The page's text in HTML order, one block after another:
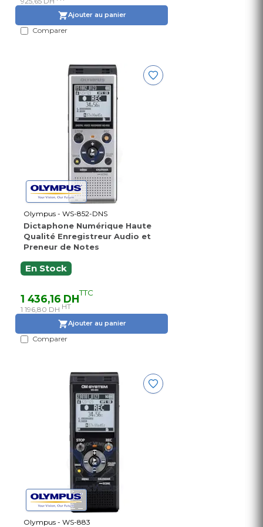
Ajouter au panier
Comparer
Olympus - WS-852-DNS
Dictaphone Numérique Haute
Qualité Enregistreur Audio et
Preneur de Notes
En Stock
1 436,16 DHTTC
1 196,80 DH HT
Ajouter au panier
Comparer
Olympus - WS-883